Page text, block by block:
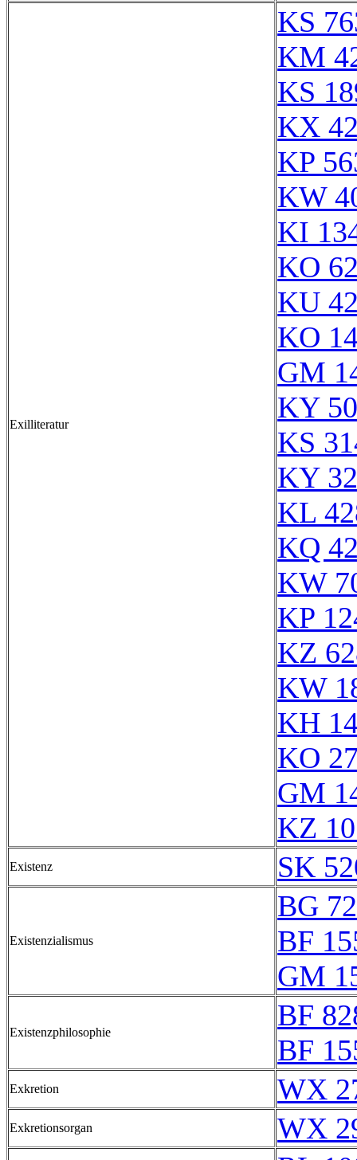
Exilliteratur
KS
KM
KS
KX
KP
KW
KI
KO
KU
KO
GM
KY
KS
KY
KL
KQ
KW
KP
KZ
KW
KH
KO
GM
KZ
Existenz SK
Existenzialismus
BG
BF
GM
Existenzphilosophie
BF
BF
Exkretion WX
Exkretionsorgan
WX